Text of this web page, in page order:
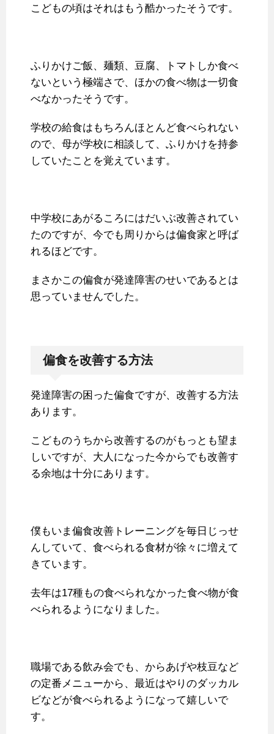
こどもの頃はそれはもう酷かったそうです。
ふりかけご飯、麺類、豆腐、トマトしか食べ
ないという極端さで、ほかの食べ物は一切食
べなかったそうです。
学校の給食はもちろんほとんど食べられない
ので、母が学校に相談して、ふりかけを持参
していたことを覚えています。
中学校にあがるころにはだいぶ改善されてい
たのですが、今でも周りからは偏食家と呼ば
れるほどです。
まさかこの偏食が発達障害のせいであるとは
思っていませんでした。
偏食を改善する方法
発達障害の困った偏食ですが、改善する方法
あります。
こどものうちから改善するのがもっとも望ま
しいですが、大人になった今からでも改善す
る余地は十分にあります。
僕もいま偏食改善トレーニングを毎日じっせ
んしていて、食べられる食材が徐々に増えて
きています。
去年は17種もの食べられなかった食べ物が食
べられるようになりました。
職場である飲み会でも、からあげや枝豆など
の定番メニューから、最近はやりのダッカル
ビなどが食べられるようになって嬉しいで
す。